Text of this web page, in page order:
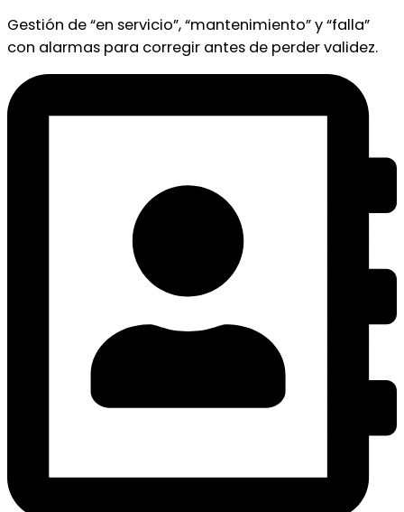
Gestión de “en servicio”, “mantenimiento” y “falla”
con alarmas para corregir antes de perder validez.